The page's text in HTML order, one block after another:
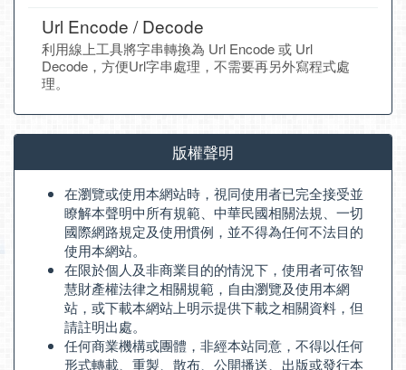
Url Encode / Decode
利用線上工具將字串轉換為 Url Encode 或 Url
Decode，方便Url字串處理，不需要再另外寫程式處
理。
版權聲明
在瀏覽或使用本網站時，視同使用者已完全接受並
瞭解本聲明中所有規範、中華民國相關法規、一切
國際網路規定及使用慣例，並不得為任何不法目的
使用本網站。
在限於個人及非商業目的的情況下，使用者可依智
慧財產權法律之相關規範，自由瀏覽及使用本網
站，或下載本網站上明示提供下載之相關資料，但
請註明出處。
任何商業機構或團體，非經本站同意，不得以任何
形式轉載、重製、散布、公開播送、出版或發行本